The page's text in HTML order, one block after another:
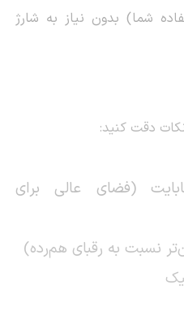
شما) بدون نیاز به شارژ
دقت کنید:
داخلی 128 گیگابایت (فضای عالی برای